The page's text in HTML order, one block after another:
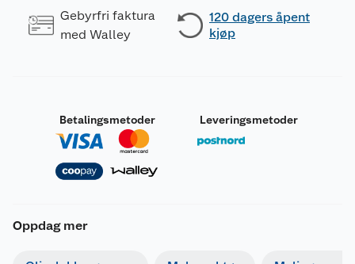
Gebyrfri faktura
med Walley
120 dagers åpent
kjøp
Betalingsmetoder Leveringsmetoder
Oppdag mer